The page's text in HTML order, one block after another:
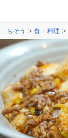
ちそう >食・料理 >